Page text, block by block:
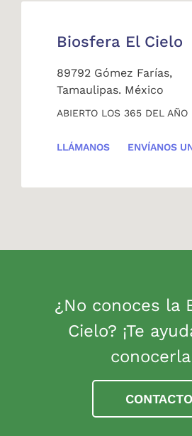
Biosfera El Cielo
89792 Gómez Farías,
Tamaulipas. México
ABIERTO LOS 365 DEL AÑO
LLÁMANOS ENVÍANOS
¿No conoces la
Cielo? ¡Te
CONTACTO